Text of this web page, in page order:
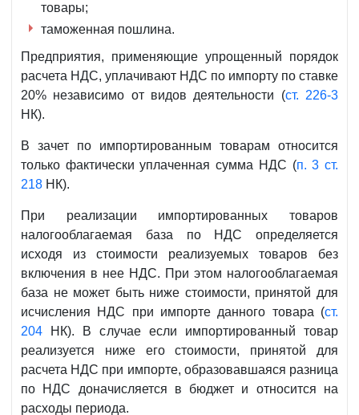
товары;
таможенная пошлина.
Предприятия, применяющие упрощенный порядок
расчета НДС, уплачивают НДС по импорту по ставке
20% независимо от видов деятельности (ст. 226-3
НК).
В зачет по импортированным товарам относится
только фактически уплаченная сумма НДС (п. 3 ст.
218 НК).
При реализации импортированных товаров
налогооблагаемая база по НДС определяется
исходя из стоимости реализуемых товаров без
включения в нее НДС. При этом налогооблагаемая
база не может быть ниже стоимости, принятой для
исчисления НДС при импорте данного товара (ст.
204 НК). В случае если импортированный товар
реализуется ниже его стоимости, принятой для
расчета НДС при импорте, образовавшаяся разница
по НДС доначисляется в бюджет и относится на
расходы периода.